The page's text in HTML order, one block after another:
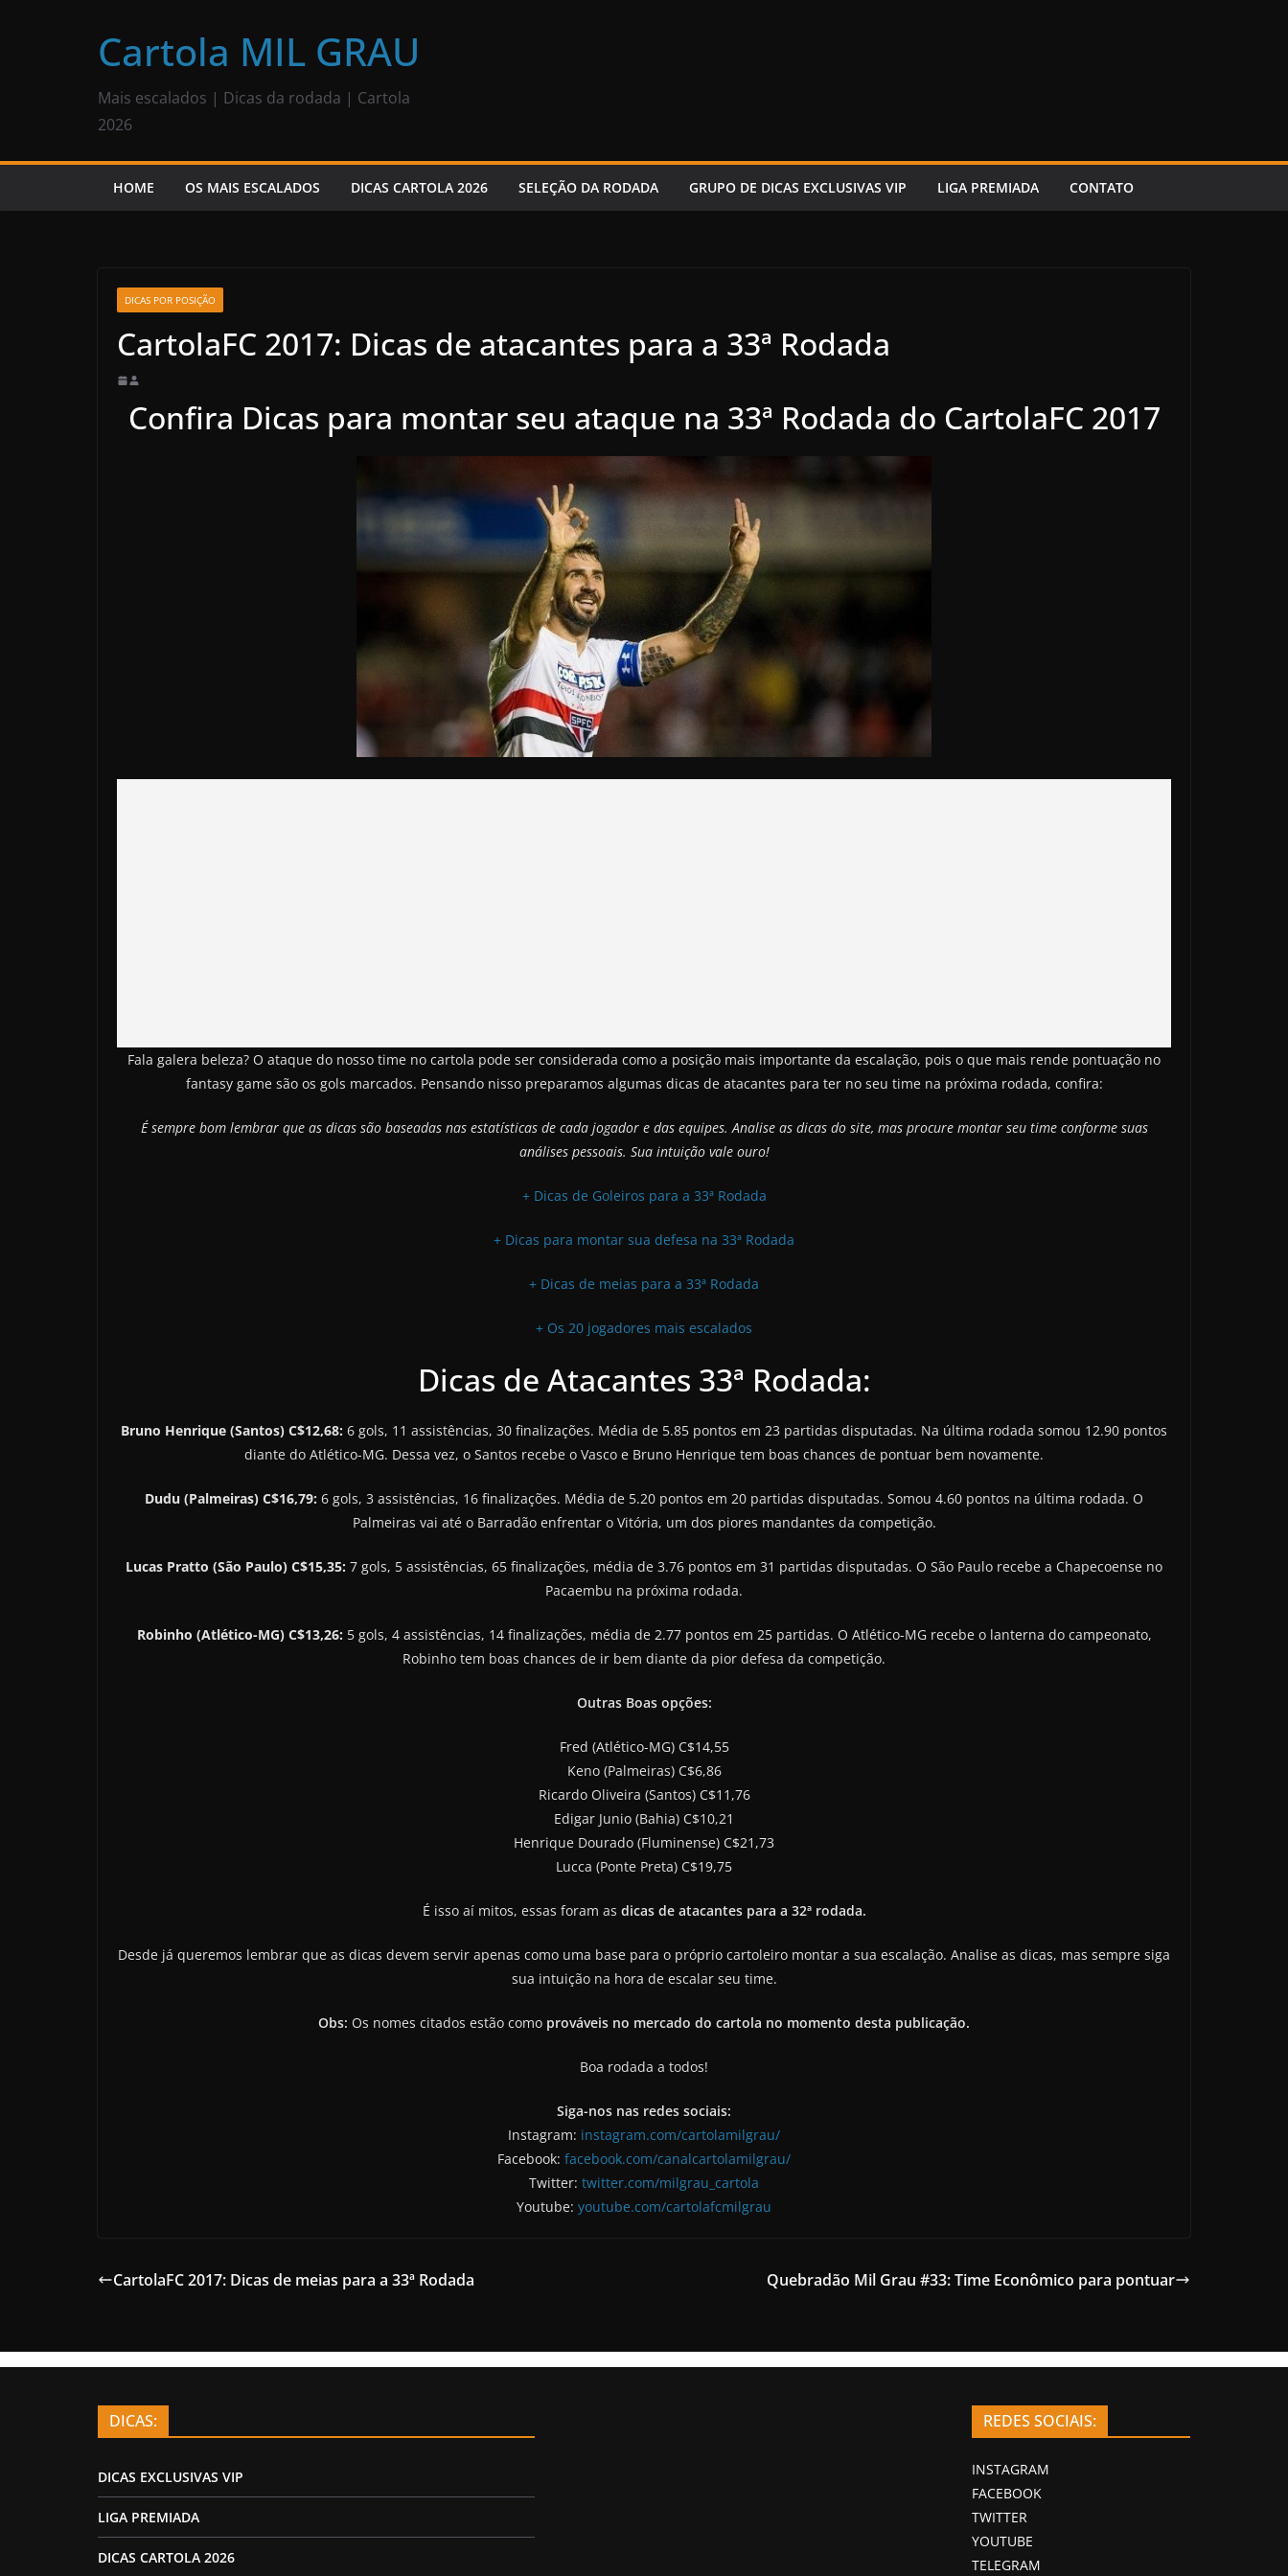
Cartola MIL GRAU
Mais escalados | Dicas da rodada | Cartola
2026
HOME OS MAIS ESCALADOS DICAS CARTOLA 2026 SELEÇÃO DA RODADA GRUPO DE DICAS EXCLUSIVAS VIP LIGA PREMIADA CONTATO
DICAS POR POSIÇÃO
CartolaFC 2017: Dicas de atacantes para a 33ª Rodada
Confira Dicas para montar seu ataque na 33ª Rodada do CartolaFC 2017
Fala galera beleza? O ataque do nosso time no cartola pode ser considerada como a posição mais importante da escalação, pois o que mais rende pontuação no
fantasy game são os gols marcados. Pensando nisso preparamos algumas dicas de atacantes para ter no seu time na próxima rodada, confira:
É sempre bom lembrar que as dicas são baseadas nas estatísticas de cada jogador e das equipes. Analise as dicas do site, mas procure montar seu time conforme suas
análises pessoais. Sua intuição vale ouro!
+ Dicas de Goleiros para a 33ª Rodada
+ Dicas para montar sua defesa na 33ª Rodada
+ Dicas de meias para a 33ª Rodada
+ Os 20 jogadores mais escalados
Dicas de Atacantes 33ª Rodada:
Bruno Henrique (Santos) C$12,68: 6 gols, 11 assistências, 30 finalizações. Média de 5.85 pontos em 23 partidas disputadas. Na última rodada somou 12.90 pontos
diante do Atlético-MG. Dessa vez, o Santos recebe o Vasco e Bruno Henrique tem boas chances de pontuar bem novamente.
Dudu (Palmeiras) C$16,79: 6 gols, 3 assistências, 16 finalizações. Média de 5.20 pontos em 20 partidas disputadas. Somou 4.60 pontos na última rodada. O
Palmeiras vai até o Barradão enfrentar o Vitória, um dos piores mandantes da competição.
Lucas Pratto (São Paulo) C$15,35: 7 gols, 5 assistências, 65 finalizações, média de 3.76 pontos em 31 partidas disputadas. O São Paulo recebe a Chapecoense no
Pacaembu na próxima rodada.
Robinho (Atlético-MG) C$13,26: 5 gols, 4 assistências, 14 finalizações, média de 2.77 pontos em 25 partidas. O Atlético-MG recebe o lanterna do campeonato,
Robinho tem boas chances de ir bem diante da pior defesa da competição.
Outras Boas opções:
Fred (Atlético-MG) C$14,55
Keno (Palmeiras) C$6,86
Ricardo Oliveira (Santos) C$11,76
Edigar Junio (Bahia) C$10,21
Henrique Dourado (Fluminense) C$21,73
Lucca (Ponte Preta) C$19,75
É isso aí mitos, essas foram as dicas de atacantes para a 32ª rodada.
Desde já queremos lembrar que as dicas devem servir apenas como uma base para o próprio cartoleiro montar a sua escalação. Analise as dicas, mas sempre siga
sua intuição na hora de escalar seu time.
Obs: Os nomes citados estão como prováveis no mercado do cartola no momento desta publicação.
Boa rodada a todos!
Siga-nos nas redes sociais:
Instagram: instagram.com/cartolamilgrau/
Facebook: facebook.com/canalcartolamilgrau/
Twitter: twitter.com/milgrau_cartola
Youtube: youtube.com/cartolafcmilgrau
CartolaFC 2017: Dicas de meias para a 33ª Rodada Quebradão Mil Grau #33: Time Econômico para pontuar
DICAS:
DICAS EXCLUSIVAS VIP
LIGA PREMIADA
DICAS CARTOLA 2026
REDES SOCIAIS:
INSTAGRAM
FACEBOOK
TWITTER
YOUTUBE
TELEGRAM